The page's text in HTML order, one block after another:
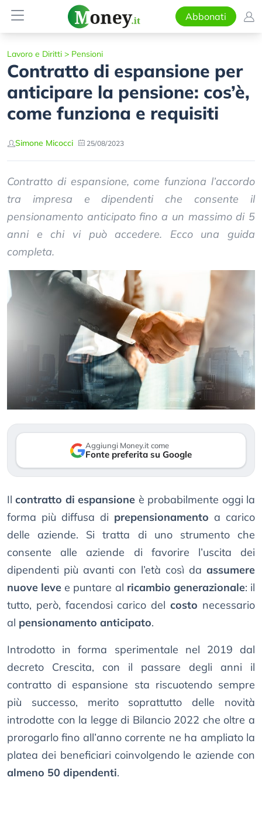
Abbonati
Lavoro e Diritti > Pensioni
Contratto di espansione per
anticipare la pensione: cos’è,
come funziona e requisiti
Simone Micocci 25/08/2023
Contratto di espansione, come funziona l’accordo
tra impresa e dipendenti che consente il
pensionamento anticipato fino a un massimo di 5
anni e chi vi può accedere. Ecco una guida
completa.
Aggiungi Money.it come
Fonte preferita su Google
Ilcontratto di espansione è probabilmente oggi la
forma più diffusa di prepensionamento a carico
delle aziende. Si tratta di uno strumento che
consente alle aziende di favorire l’uscita dei
dipendenti più avanti con l’età così da assumere
nuove leve e puntare al ricambio generazionale: il
tutto, però, facendosi carico delcosto necessario
al pensionamento anticipato.
Introdotto in forma sperimentale nel 2019 dal
decreto Crescita, con il passare degli anni il
contratto di espansione sta riscuotendo sempre
più successo, merito soprattutto delle novità
introdotte con la legge di Bilancio 2022 che oltre a
prorogarlo fino all’anno corrente ne ha ampliato la
platea dei beneficiari coinvolgendo le aziende con
almeno 50 dipendenti.